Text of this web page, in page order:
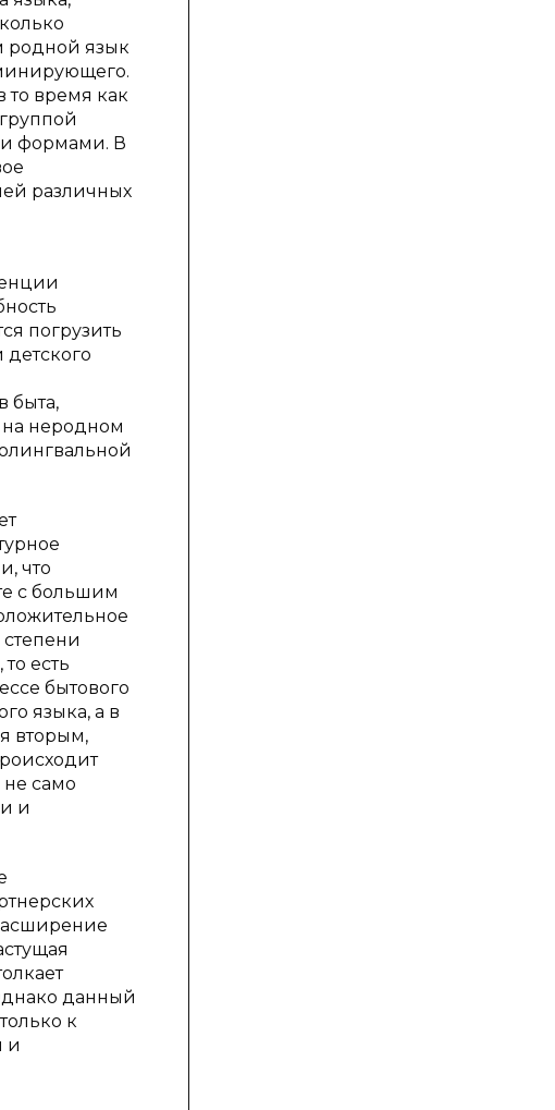
родной язык
то время как
формами. В
различных
погрузить
быта,
на неродном
что
с большим
есть
бытового
языка, а в
вторым,
не само
и
данный
к
и